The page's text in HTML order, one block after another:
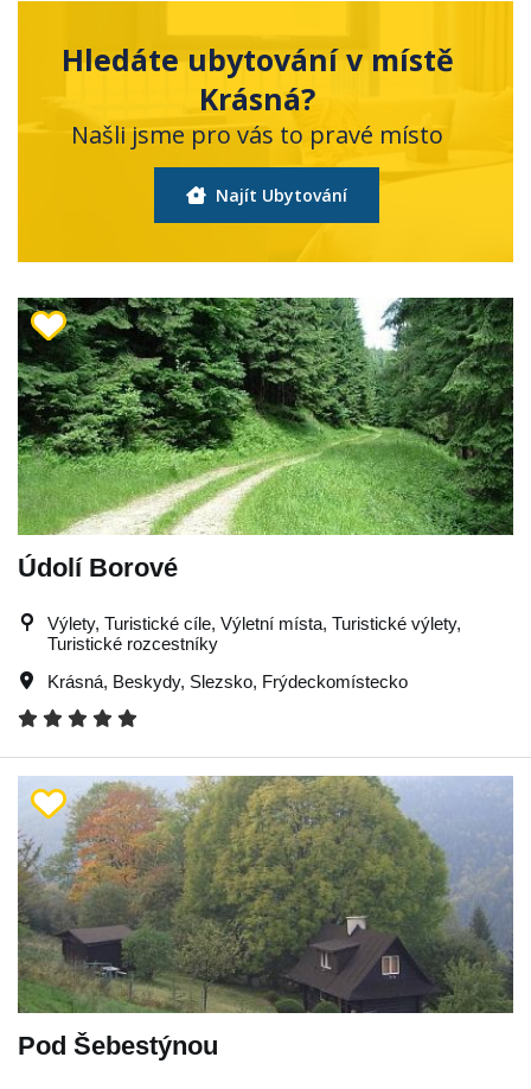
Hledáte ubytování v místě
Krásná?
Našli jsme pro vás to pravé místo
Najít Ubytování
Údolí Borové
Výlety, Turistické cíle, Výletní místa, Turistické výlety,
Turistické rozcestníky
Krásná, Beskydy, Slezsko, Frýdeckomístecko
Pod Šebestýnou